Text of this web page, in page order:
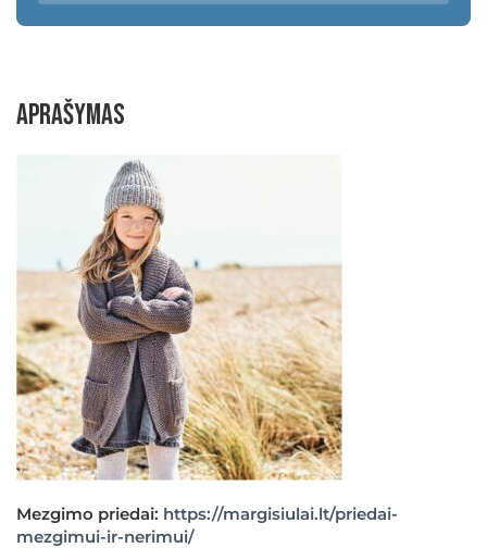
Aprašymas
Mezgimo priedai: https://margisiulai.lt/priedai-
mezgimui-ir-nerimui/